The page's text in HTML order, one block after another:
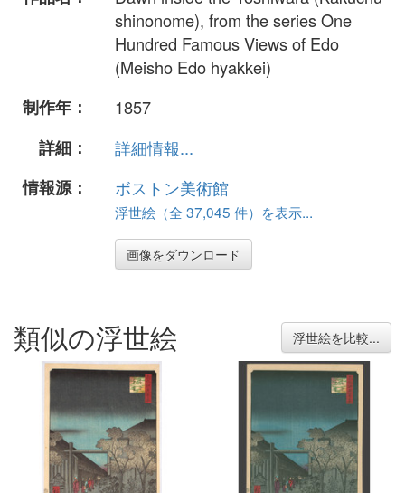
shinonome), from the series One
Hundred Famous Views of Edo
(Meisho Edo hyakkei)
制作年：
1857
詳細：
詳細情報...
情報源：
ボストン美術館
浮世絵（全 37,045 件）を表示...
画像をダウンロード
類似の浮世絵 浮世絵を比較...